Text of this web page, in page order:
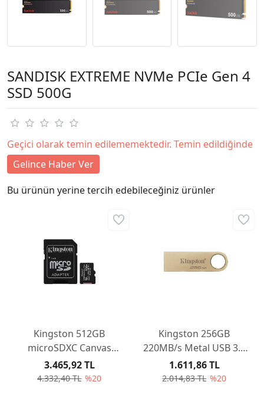
SANDISK EXTREME NVMe PCIe Gen 4
SSD 500G
Geçici olarak temin edilememektedir. Temin edildiğinde
Gelince Haber Ver
Bu ürünün yerine tercih edebileceğiniz ürünler
Kingston 512GB
microSDXC Canvas
Select Plus 100R A1 C10
Card + Adapter
4.332,40 TL %20
3.465,92 TL
Kingston 256GB
220MB/s Metal USB 3.2
Gen 1 DataTraveler SE9
G3
2.014,83 TL %20
1.611,86 TL